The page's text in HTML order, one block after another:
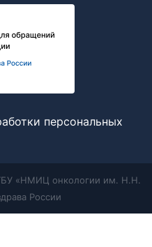
персональных
«НМИЦ онкологии им. Н.Н.
России